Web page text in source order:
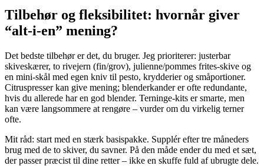
Tilbehør og fleksibilitet: hvornår giver
“alt-i-en” mening?
Det bedste tilbehør er det, du bruger. Jeg prioriterer: justerbar
skiveskærer, to rivejern (fin/grov), julienne/pommes frites-skive og
en mini-skål med egen kniv til pesto, krydderier og småportioner.
Citruspresser kan give mening; blenderkander er ofte redundante,
hvis du allerede har en god blender. Terninge-kits er smarte, men
kan være langsommere at rengøre – vurder om du virkelig terner
ofte.
Mit råd: start med en stærk basispakke. Supplér efter tre måneders
brug med de to skiver, du savner. På den måde ender du med et sæt,
der passer præcist til dine retter – ikke en skuffe fuld af ubrugte dele.